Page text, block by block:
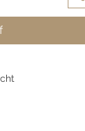
vor Mitternacht –